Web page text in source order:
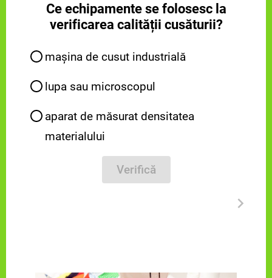
Ce echipamente se folosesc la
verificarea calității cusăturii?
mașina de cusut industrială
lupa sau microscopul
aparat de măsurat densitatea
materialului
Verifică